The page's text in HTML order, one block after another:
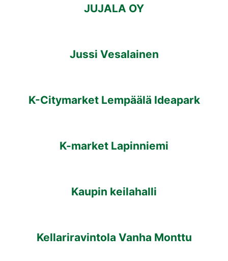
JUJALA OY
Jussi Vesalainen
K-Citymarket Lempäälä Ideapark
K-market Lapinniemi
Kaupin keilahalli
Kellariravintola Vanha Monttu